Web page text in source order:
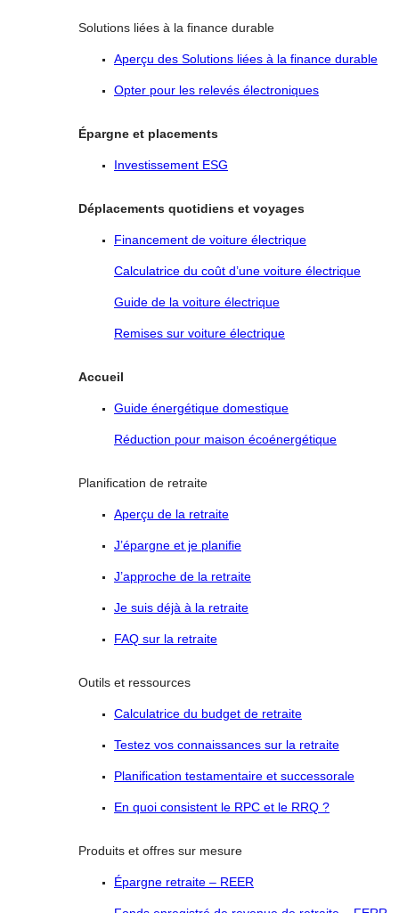
Solutions liées à la finance durable
Aperçu des Solutions liées à la finance durable
Opter pour les relevés électroniques
Épargne et placements
Investissement ESG
Déplacements quotidiens et voyages
Financement de voiture électrique
Calculatrice du coût d’une voiture électrique
Guide de la voiture électrique
Remises sur voiture électrique
Accueil
Guide énergétique domestique
Réduction pour maison écoénergétique
Planification de retraite
Aperçu de la retraite
J’épargne et je planifie
J’approche de la retraite
Je suis déjà à la retraite
FAQ sur la retraite
Outils et ressources
Calculatrice du budget de retraite
Testez vos connaissances sur la retraite
Planification testamentaire et successorale
En quoi consistent le RPC et le RRQ ?
Produits et offres sur mesure
Épargne retraite – REER